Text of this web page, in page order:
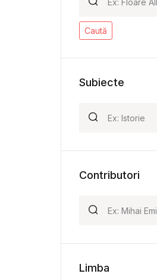
Caută
Subiecte
Contributori
Limba